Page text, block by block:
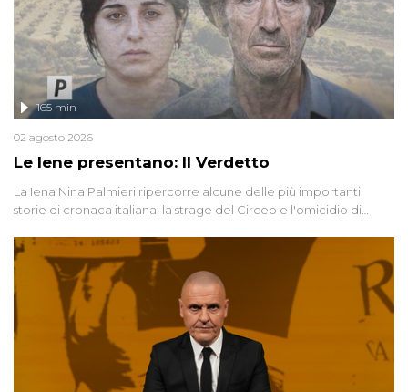
Le Iene presentano: Il Verdetto
165 min
02 agosto 2026
La Iena Nina Palmieri ripercorre alcune delle più importanti
storie di cronaca italiana: la strage del Circeo e l'omicidio di